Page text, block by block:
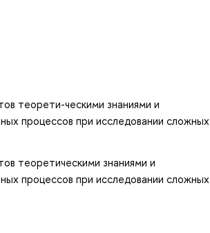
теорети-ческими знаниями и
процессов при исследовании сложных
теоретическими знаниями и
процессов при исследовании сложных